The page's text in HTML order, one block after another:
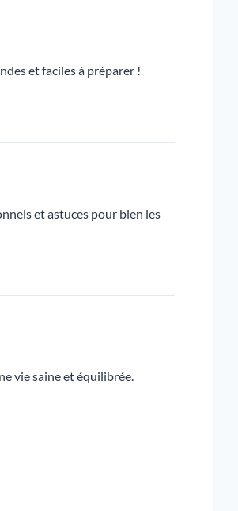
et faciles à préparer !
et astuces pour bien les
vie saine et équilibrée.